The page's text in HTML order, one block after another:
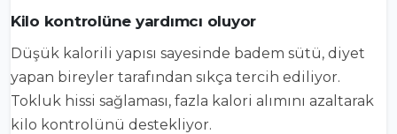
Kilo kontrolüne yardımcı oluyor
Düşük kalorili yapısı sayesinde badem sütü, diyet
yapan bireyler tarafından sıkça tercih ediliyor.
Tokluk hissi sağlaması, fazla kalori alımını azaltarak
kilo kontrolünü destekliyor.